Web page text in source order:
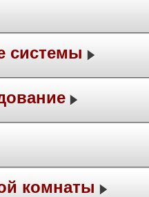
системы
комнаты